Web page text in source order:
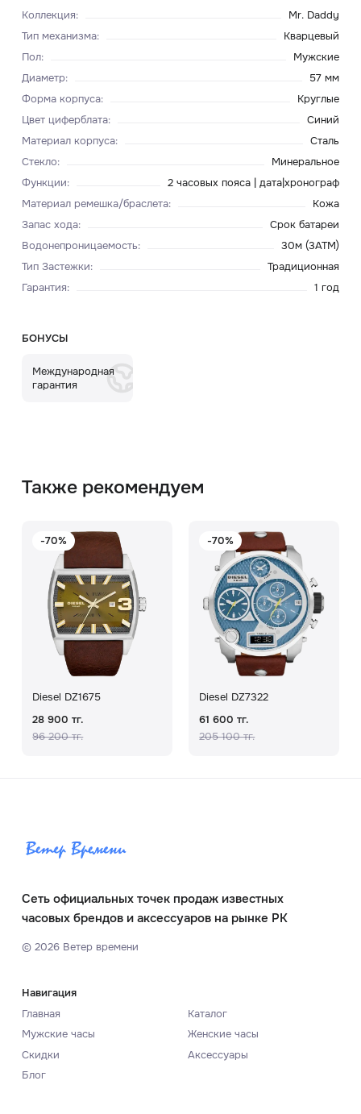
Коллекция:
Mr. Daddy
Тип механизма:
Кварцевый
Пол:
Мужские
Диаметр:
57 мм
Форма корпуса:
Круглые
Цвет циферблата:
Синий
Материал корпуса:
Сталь
Стекло:
Минеральное
Функции:
2 часовых пояса | дата|хронограф
Материал ремешка/браслета:
Кожа
Запас хода:
Срок батареи
Водонепроницаемость:
30м (3ATM)
Тип Застежки:
Традиционная
Гарантия: 1 год
БОНУСЫ
Международная
гарантия
Также рекомендуем
-70%
Diesel DZ1675
28 900 тг.
96 200 тг.
-70%
Diesel DZ7322
61 600 тг.
205 100 тг.
Сеть официальных точек продаж известных
часовых брендов и аксессуаров на рынке РК
© 2026Ветер времени
Навигация
Главная
Каталог
Мужские часы
Женские часы
Скидки
Аксессуары
Блог